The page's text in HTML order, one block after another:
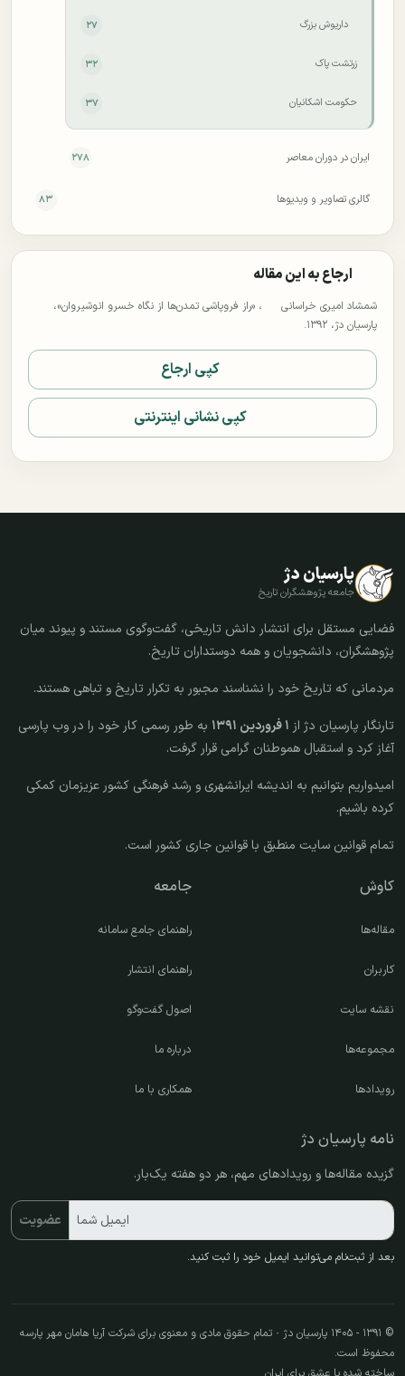
داریوش بزرگ ۲۷
زرتشت پاک ۳۲
حکومت اشکانیان ۳۷
ایران در دوران معاصر ۲۷۸
گالری تصاویر و ویدیوها ۸۳
ارجاع به این مقاله
شمشاد امیری خراسانی
، «راز فروپاشی تمدن‌ها از نگاه خسرو انوشیروان»،
پارسیان دژ، ۱۳۹۲.
کپی ارجاع
کپی نشانی اینترنتی
پارسیان دژ
جامعه پژوهشگران تاریخ
فضایی مستقل برای انتشار دانش تاریخی، گفت‌وگوی مستند و پیوند میان
پژوهشگران، دانشجویان و همه دوستداران تاریخ.
مردمانی که تاریخ خود را نشناسند مجبور به تکرار تاریخ و تباهی هستند.
تارنگار پارسیان دژ از ۱ فروردین ۱۳۹۱
به طور رسمی کار خود را در وب پارسی
آغاز کرد و استقبال هموطنان گرامی قرار گرفت.
امیدواریم بتوانیم به اندیشه ایرانشهری و رشد فرهنگی کشور عزیزمان کمکی
کرده باشیم.
تمام قوانین سایت منطبق با قوانین جاری کشور است.
کاوش
مقاله‌ها
کاربران
نقشه سایت
مجموعه‌ها
رویدادها
جامعه
راهنمای جامع سامانه
راهنمای انتشار
اصول گفت‌وگو
درباره ما
همکاری با ما
نامه پارسیان دژ
گزیده مقاله‌ها و رویدادهای مهم، هر دو هفته یک‌بار.
ایمیل شما عضویت
بعد از ثبت‌نام می‌توانید ایمیل خود را ثبت کنید.
© ۱۳۹۱ - ۱۴۰۵ پارسیان دژ · تمام حقوق مادی و معنوی برای شرکت آریا هامان مهر پارسه
محفوظ است.